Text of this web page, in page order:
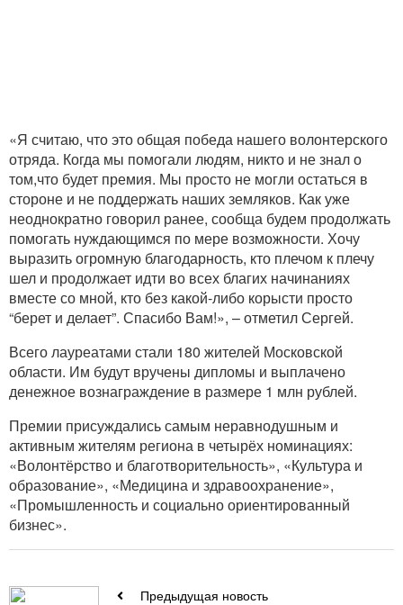
«Я считаю, что это общая победа нашего волонтерского
отряда. Когда мы помогали людям, никто и не знал о
том,что будет премия. Мы просто не могли остаться в
стороне и не поддержать наших земляков. Как уже
неоднократно говорил ранее, сообща будем продолжать
помогать нуждающимся по мере возможности. Хочу
выразить огромную благодарность, кто плечом к плечу
шел и продолжает идти во всех благих начинаниях
вместе со мной, кто без какой-либо корысти просто
“берет и делает”. Спасибо Вам!», – отметил Сергей.
Всего лауреатами стали 180 жителей Московской
области. Им будут вручены дипломы и выплачено
денежное вознаграждение в размере 1 млн рублей.
Премии присуждались самым неравнодушным и
активным жителям региона в четырёх номинациях:
«Волонтёрство и благотворительность», «Культура и
образование», «Медицина и здравоохранение»,
«Промышленность и социально ориентированный
бизнес».
Предыдущая новость